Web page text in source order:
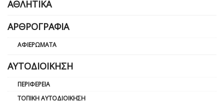
ΑΘΛΗΤΙΚΆ
ΑΡΘΡΟΓΡΑΦΊΑ
ΑΦΙΕΡΏΜΑΤΑ
ΑΥΤΟΔΙΟΊΚΗΣΗ
ΠΕΡΙΦΈΡΕΙΑ
ΤΟΠΙΚΉ ΑΥΤΟΔΙΟΊΚΗΣΗ